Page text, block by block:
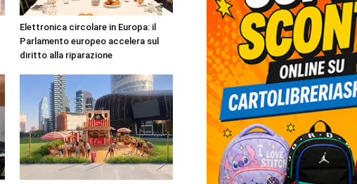
Elettronica circolare in Europa: il
Parlamento europeo accelera sul
diritto alla riparazione